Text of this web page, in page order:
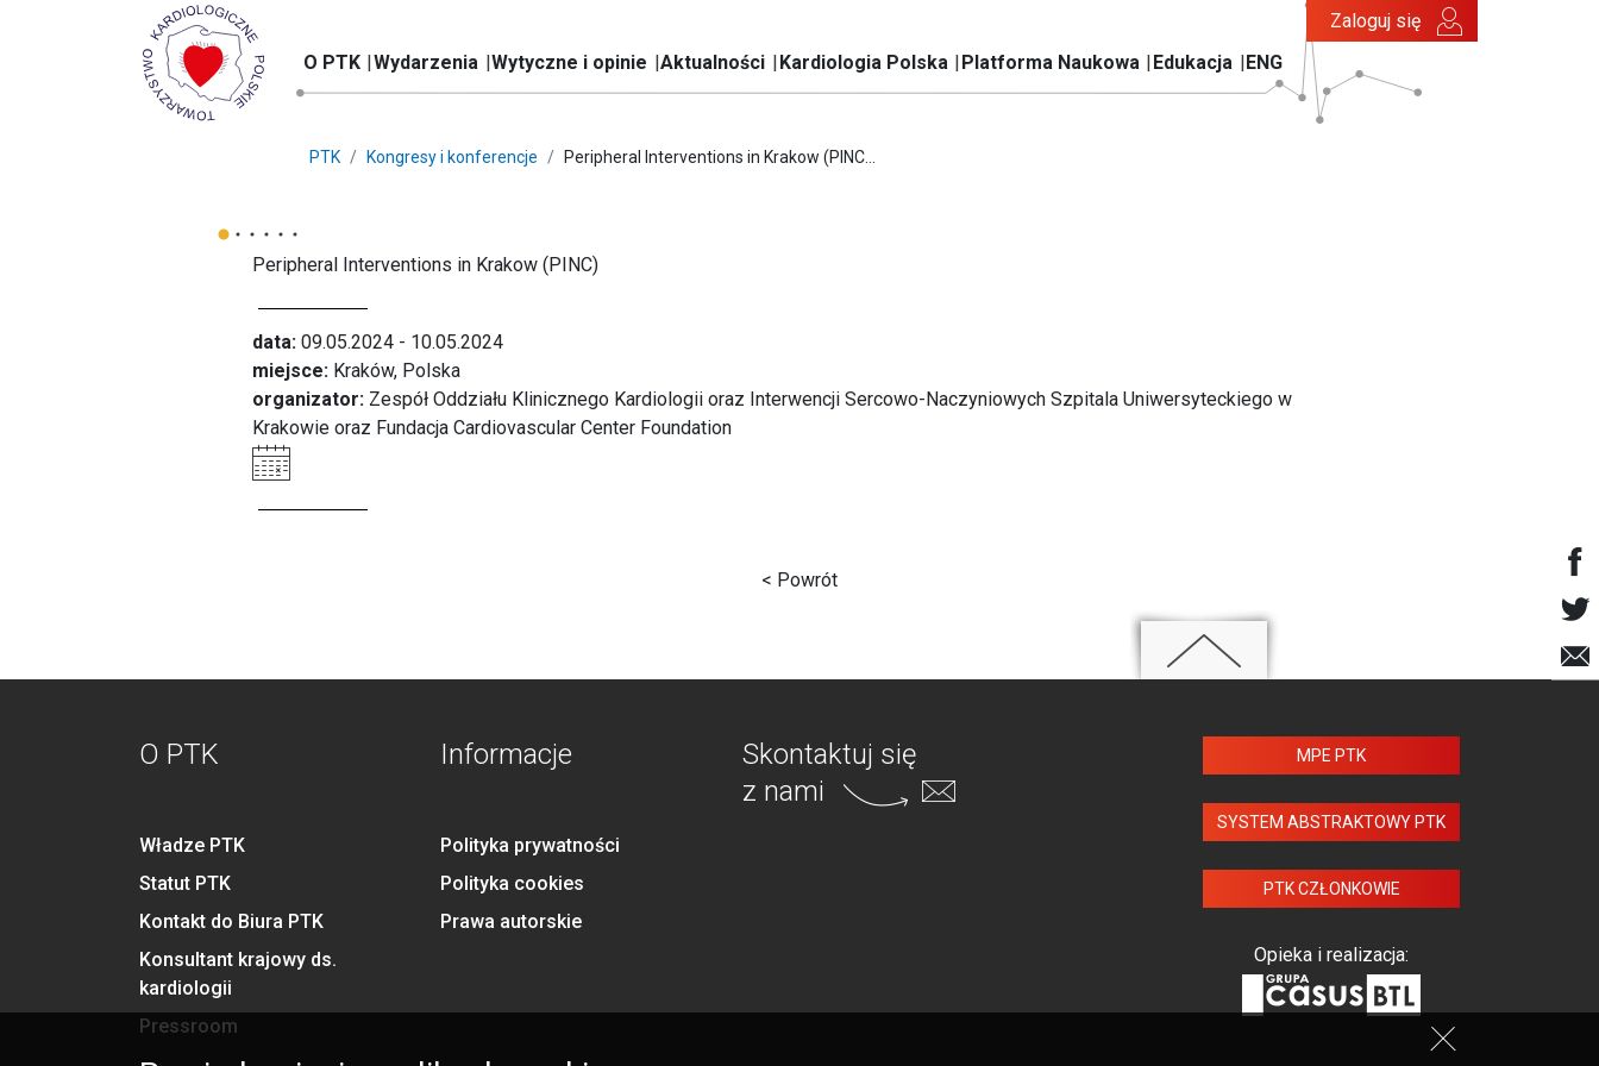
O PTK Wydarzenia Wytyczne i opinie Aktualności Kardiologia Polska Platforma Naukowa Edukacja ENG
Zaloguj się
PTK Kongresy i konferencje Peripheral Interventions in Krakow (PINC...
Peripheral Interventions in Krakow (PINC)
data: 09.05.2024 - 10.05.2024
miejsce: Kraków, Polska
organizator: Zespół Oddziału Klinicznego Kardiologii oraz Interwencji Sercowo-Naczyniowych Szpitala Uniwersyteckiego w
Krakowie oraz Fundacja Cardiovascular Center Foundation
< Powrót
O PTK
Władze PTK
Statut PTK
Kontakt do Biura PTK
Konsultant krajowy ds.
kardiologii
Pressroom
Informacje
Polityka prywatności
Polityka cookies
Prawa autorskie
Skontaktuj się
z nami
MPE PTK
SYSTEM ABSTRAKTOWY PTK
PTK CZŁONKOWIE
Opieka i realizacja: